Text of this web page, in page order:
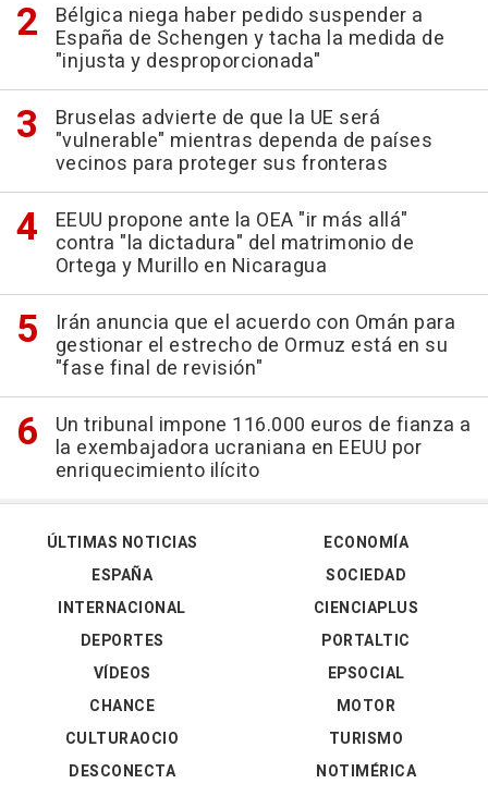
Bélgica niega haber pedido suspender a
España de Schengen y tacha la medida de
"injusta y desproporcionada"
Bruselas advierte de que la UE será
"vulnerable" mientras dependa de países
vecinos para proteger sus fronteras
EEUU propone ante la OEA "ir más allá"
contra "la dictadura" del matrimonio de
Ortega y Murillo en Nicaragua
Irán anuncia que el acuerdo con Omán para
gestionar el estrecho de Ormuz está en su
"fase final de revisión"
Un tribunal impone 116.000 euros de fianza a
la exembajadora ucraniana en EEUU por
enriquecimiento ilícito
ÚLTIMAS NOTICIAS
ESPAÑA
INTERNACIONAL
DEPORTES
VÍDEOS
ECONOMÍA
SOCIEDAD
CIENCIAPLUS
PORTALTIC
EPSOCIAL
CHANCE
CULTURAOCIO
DESCONECTA
MOTOR
TURISMO
NOTIMÉRICA